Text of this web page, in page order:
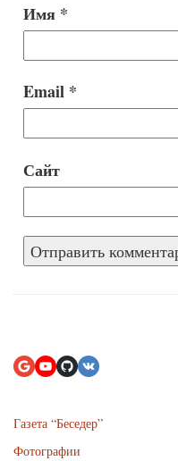
Имя *
Email *
Сайт
Газета “Беседер”
Фотографии